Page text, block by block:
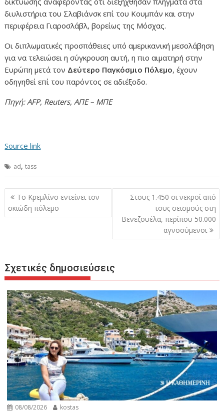
διυλιστήρια του Σλαβιάνσκ επί του Κουμπάν και στην
περιφέρεια Γιαροσλάβλ, βορείως της Μόσχας.
Οι διπλωματικές προσπάθειες υπό αμερικανική μεσολάβηση
για να τελειώσει η σύγκρουση αυτή, η πιο αιματηρή στην
Ευρώπη μετά τον Δεύτερο Παγκόσμιο Πόλεμο, έχουν
οδηγηθεί επί του παρόντος σε αδιέξοδο.
Πηγή: AFP, Reuters, ΑΠΕ – ΜΠΕ
Source link
ad,tass
Πλοήγηση
άρθρων
Το Κρεμλίνο εντείνει τον
σκιώδη πόλεμο
Στους 1.450 οι νεκροί από
τους σεισμούς στη
Βενεζουέλα, περίπου 50.000
αγνοούμενοι
Σχετικές δημοσιεύσεις
08/08/2026 kostas